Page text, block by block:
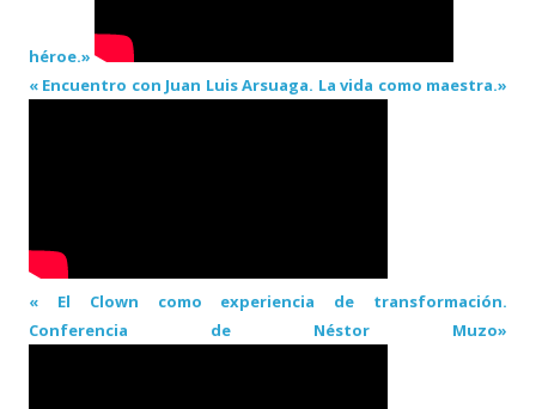
héroe.»
« Encuentro con Juan Luis Arsuaga. La vida como maestra.»
« El Clown como experiencia de transformación.
Conferencia de Néstor Muzo»